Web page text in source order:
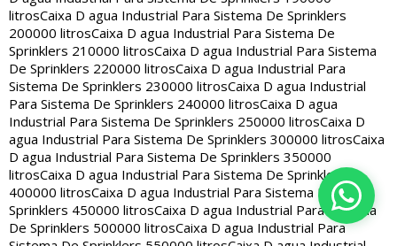
litrosCaixa D agua Industrial Para Sistema De Sprinklers
200000 litrosCaixa D agua Industrial Para Sistema De
Sprinklers 210000 litrosCaixa D agua Industrial Para Sistema
De Sprinklers 220000 litrosCaixa D agua Industrial Para
Sistema De Sprinklers 230000 litrosCaixa D agua Industrial
Para Sistema De Sprinklers 240000 litrosCaixa D agua
Industrial Para Sistema De Sprinklers 250000 litrosCaixa D
agua Industrial Para Sistema De Sprinklers 300000 litrosCaixa
D agua Industrial Para Sistema De Sprinklers 350000
litrosCaixa D agua Industrial Para Sistema De Sprinklers
400000 litrosCaixa D agua Industrial Para Sistema De
Sprinklers 450000 litrosCaixa D agua Industrial Para Sistema
De Sprinklers 500000 litrosCaixa D agua Industrial Para